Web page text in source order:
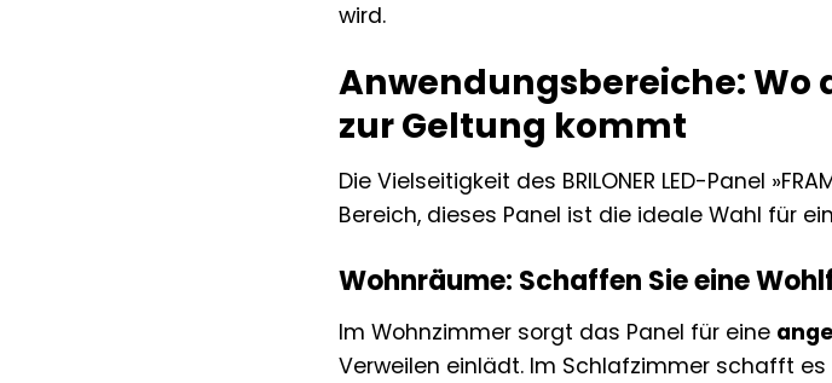
wird.
Anwendungsbereiche: Wo
zur Geltung kommt
Die Vielseitigkeit des BRILONER LED-Panel
Bereich, dieses Panel ist die ideale Wahl für
Wohnräume: Schaffen Sie eine
Im Wohnzimmer sorgt das Panel für eine
Verweilen einlädt. Im Schlafzimmer schafft es